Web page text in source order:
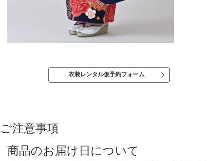
衣装レンタル仮予約フォーム
ご注意事項
商品のお届け日について